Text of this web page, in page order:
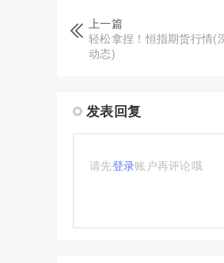
上一篇
轻松拿捏！恒指期货行情(
动态)
发表回复
请先登录账户再评论哦